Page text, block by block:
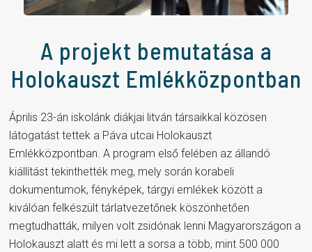
A projekt bemutatása a
Holokauszt Emlékközpontban
Április 23-án iskolánk diákjai litván társaikkal közösen
látogatást tettek a Páva utcai Holokauszt
Emlékközpontban. A program első felében az állandó
kiállítást tekinthették meg, mely során korabeli
dokumentumok, fényképek, tárgyi emlékek között a
kiválóan felkészült tárlatvezetőnek köszönhetően
megtudhatták, milyen volt zsidónak lenni Magyarországon a
Holokauszt alatt és mi lett a sorsa a több, mint 500 000